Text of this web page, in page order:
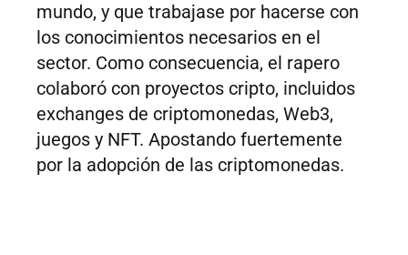
mundo, y que trabajase por hacerse con
los conocimientos necesarios en el
sector. Como consecuencia, el rapero
colaboró con proyectos cripto, incluidos
exchanges de criptomonedas, Web3,
juegos y NFT. Apostando fuertemente
por la adopción de las criptomonedas.